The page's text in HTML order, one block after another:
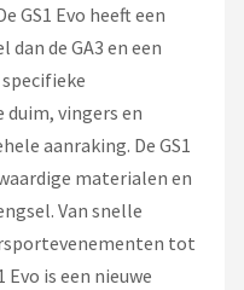
GS1 Evo heeft een
de GA3 en een
vingers en
aanraking. De GS1
materialen en
Van snelle
tot
is een nieuwe